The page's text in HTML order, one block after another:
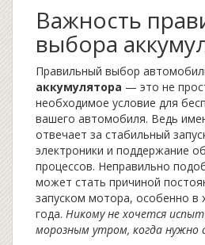
Важность
выбора
Правильный выбор
аккумулятора — это не
необходимое условие для
вашего автомобиля. Ведь
отвечает за стабильный
электроники и поддержание
процессов. Неправильно
может стать причиной
запуском мотора, особенно в
года. Никому не хочется
морозным утром, когда нужно